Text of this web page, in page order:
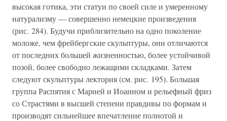
высокая готика, эти статуи по своей силе и умеренному
натурализму — совершенно немецкие произведения
(рис. 284). Будучи приблизительно на одно поколение
моложе, чем фрейбергские скульптуры, они отличаются
от последних большей жизненностью, более устойчивой
позой, более свободно лежащими складками. Затем
следуют скульптуры лектория (см. рис. 195). Большая
группа Распятия с Марией и Иоанном и рельефный фриз
со Страстями в высшей степени правдивы по формам и
производят сильнейшее впечатление полнотой и